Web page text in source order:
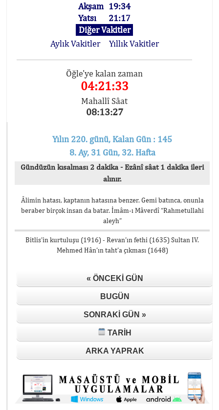
Akşam 19:34
Yatsı
21:17
Diğer Vakitler
Aylık Vakitler
Yıllık Vakitler
Öğle'ye kalan zaman
04:21:33
Mahallî Sâat
08:13:27
Yılın 220. günü, Kalan Gün : 145
8. Ay, 31 Gün, 32. Hafta
Gündüzün kısalması 2 dakika - Ezânî sâat 1 dakika ileri
alınır.
Âlimin hatası, kaptanın hatasına benzer. Gemi batınca, onunla
beraber birçok insan da batar. İmâm-ı Mâverdî “Rahmetullahi
aleyh”
Bitlis’in kurtuluşu (1916) - Revan’ın fethi (1635) Sultan IV.
Mehmed Hân’ın taht’a çıkması (1648)
« ÖNCEKI GÜN
BUGÜN
SONRAKI GÜN »
TARIH
ARKA YAPRAK